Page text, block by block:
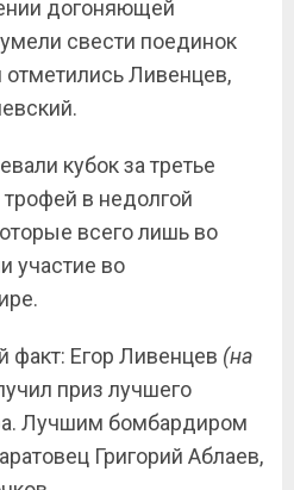
догоняющей
свести поединок
Ливенцев,
кубок за третье
в недолгой
всего лишь во
участие во
Егор Ливенцев (на
приз лучшего
Лучшим бомбардиром
Григорий Аблаев,